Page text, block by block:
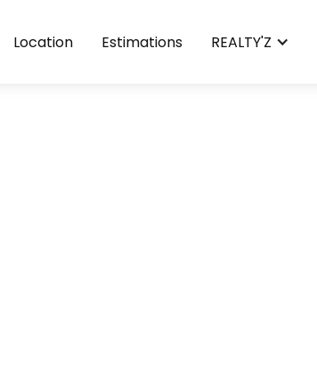
Location Estimations REALTY'Z